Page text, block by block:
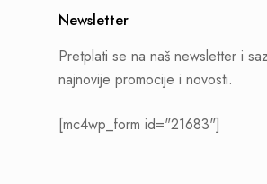
Newsletter
Pretplati se na naš newsletter i
najnovije promocije i novosti.
[mc4wp_form id="21683"]